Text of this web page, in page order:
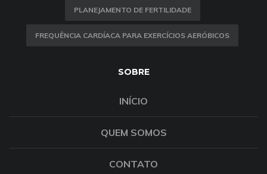
PLANEJAMENTO DE FERTILIDADE
FREQUÊNCIA CARDÍACA PARA EXERCÍCIOS AERÓBICOS
SOBRE
INÍCIO
QUEM SOMOS
CONTATO